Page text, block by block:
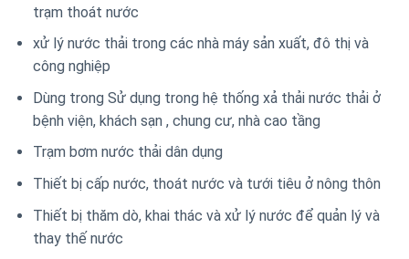
trạm thoát nước
xử lý nước thải trong các nhà máy sản xuất, đô thị và
công nghiệp
Dùng trong Sử dụng trong hệ thống xả thải nước thải ở
bệnh viện, khách sạn , chung cư, nhà cao tầng
Trạm bơm nước thải dân dụng
Thiết bị cấp nước, thoát nước và tưới tiêu ở nông thôn
Thiết bị thăm dò, khai thác và xử lý nước để quản lý và
thay thế nước